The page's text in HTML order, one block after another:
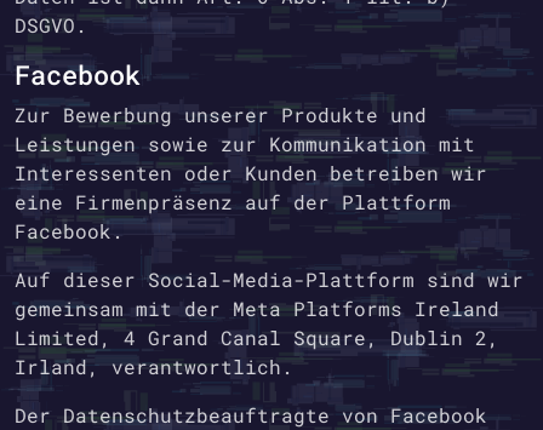
DSGVO.
Facebook
Zur Bewerbung unserer Produkte und
Leistungen sowie zur Kommunikation mit
Interessenten oder Kunden betreiben wir
eine Firmenpräsenz auf der Plattform
Facebook.
Auf dieser Social-Media-Plattform sind wir
gemeinsam mit der Meta Platforms Ireland
Limited, 4 Grand Canal Square, Dublin 2,
Irland, verantwortlich.
Der Datenschutzbeauftragte von Facebook